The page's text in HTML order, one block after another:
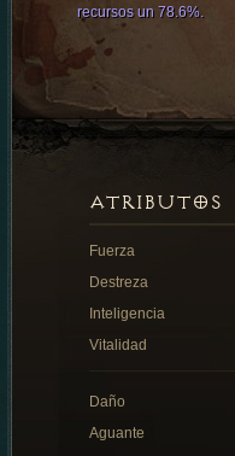
recursos un 78.6%.
ATRIBUTOS
Fuerza
Destreza
Inteligencia
Vitalidad
Daño
Aguante